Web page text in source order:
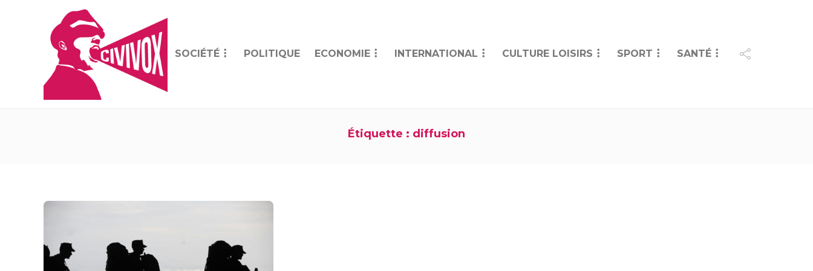
SOCIÉTÉ POLITIQUE ECONOMIE INTERNATIONAL CULTURE LOISIRS SPORT SANTÉ
Étiquette : diffusion